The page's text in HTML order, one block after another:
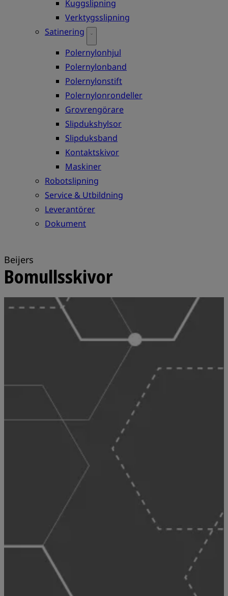
Kuggslipning
Verktygsslipning
Satinering
Polernylonhjul
Polernylonband
Polernylonstift
Polernylonrondeller
Grovrengörare
Slipdukshylsor
Slipduksband
Kontaktskivor
Maskiner
Robotslipning
Service & Utbildning
Leverantörer
Dokument
Beijers
Bomullsskivor